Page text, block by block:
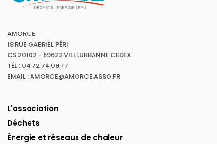
AMORCE
18 RUE GABRIEL PÉRI
CS 20102 - 69623 VILLEURBANNE CEDEX
TÉL : 04 72 74 09 77
EMAIL : AMORCE@AMORCE.ASSO.FR
L'association
Déchets
Énergie et réseaux de chaleur